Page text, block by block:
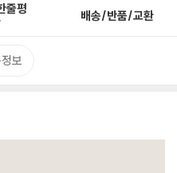
줄평 배송/반품/교환
보